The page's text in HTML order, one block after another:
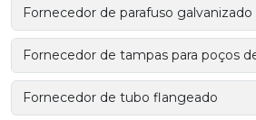
Fornecedor de parafuso galvanizado
Fornecedor de tampas para poços
Fornecedor de tubo flangeado